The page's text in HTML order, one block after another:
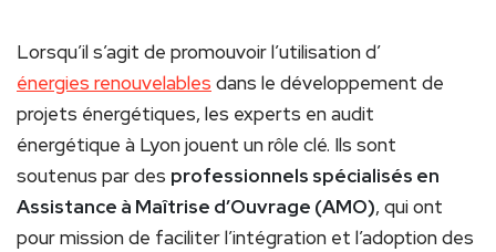
Lorsqu’il s’agit de promouvoir l’utilisation d’
énergies renouvelables dans le développement de
projets énergétiques, les experts en audit
énergétique à Lyon jouent un rôle clé. Ils sont
soutenus par des professionnels spécialisés en
Assistance à Maîtrise d’Ouvrage (AMO), qui ont
pour mission de faciliter l’intégration et l’adoption des